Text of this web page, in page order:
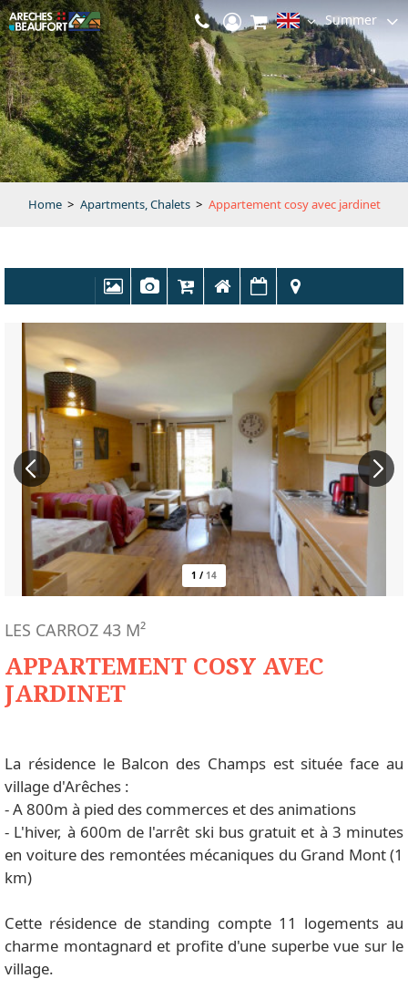
Summer
Home > Apartments, Chalets > Appartement cosy avec jardinet
1 / 14
APPARTEMENT COSY AVEC
JARDINET
LES CARROZ 43 M²
La résidence le Balcon des Champs est située face au
village d'Arêches :
- A 800m à pied des commerces et des animations
- L'hiver, à 600m de l'arrêt ski bus gratuit et à 3 minutes
en voiture des remontées mécaniques du Grand Mont (1
km)
Cette résidence de standing compte 11 logements au
charme montagnard et profite d'une superbe vue sur le
village.